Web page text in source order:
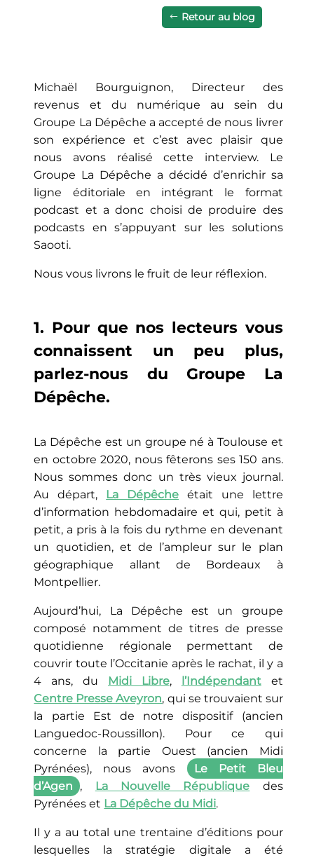
Retour au blog
Michaël Bourguignon, Directeur des
revenus et du numérique au sein du
Groupe La Dépêche a accepté de nous livrer
son expérience et c’est avec plaisir que
nous avons réalisé cette interview. Le
Groupe La Dépêche a décidé d’enrichir sa
ligne éditoriale en intégrant le format
podcast et a donc choisi de produire des
podcasts en s’appuyant sur les solutions
Saooti.
Nous vous livrons le fruit de leur réflexion.
1. Pour que nos lecteurs vous
connaissent un peu plus,
parlez-nous du Groupe La
Dépêche.
La Dépêche est un groupe né à Toulouse et
en octobre 2020, nous fêterons ses 150 ans.
Nous sommes donc un très vieux journal.
Au départ, La Dépêche était une lettre
d’information hebdomadaire et qui, petit à
petit, a pris à la fois du rythme en devenant
un quotidien, et de l’ampleur sur le plan
géographique allant de Bordeaux à
Montpellier.
Aujourd’hui, La Dépêche est un groupe
composé notamment de titres de presse
quotidienne régionale permettant de
couvrir toute l’Occitanie après le rachat, il y a
4 ans, du
Midi Libre, l’Indépendantet
Centre Presse Aveyron, qui se trouvaient sur
la partie Est de notre dispositif (ancien
Languedoc-Roussillon). Pour ce qui
concerne la partie Ouest (ancien Midi
Pyrénées), nous avons
Le Petit Bleu
d’Agen
, La Nouvelle République des
Pyrénées et La Dépêche du Midi.
Il y a au total une trentaine d’éditions pour
lesquelles la stratégie digitale a été